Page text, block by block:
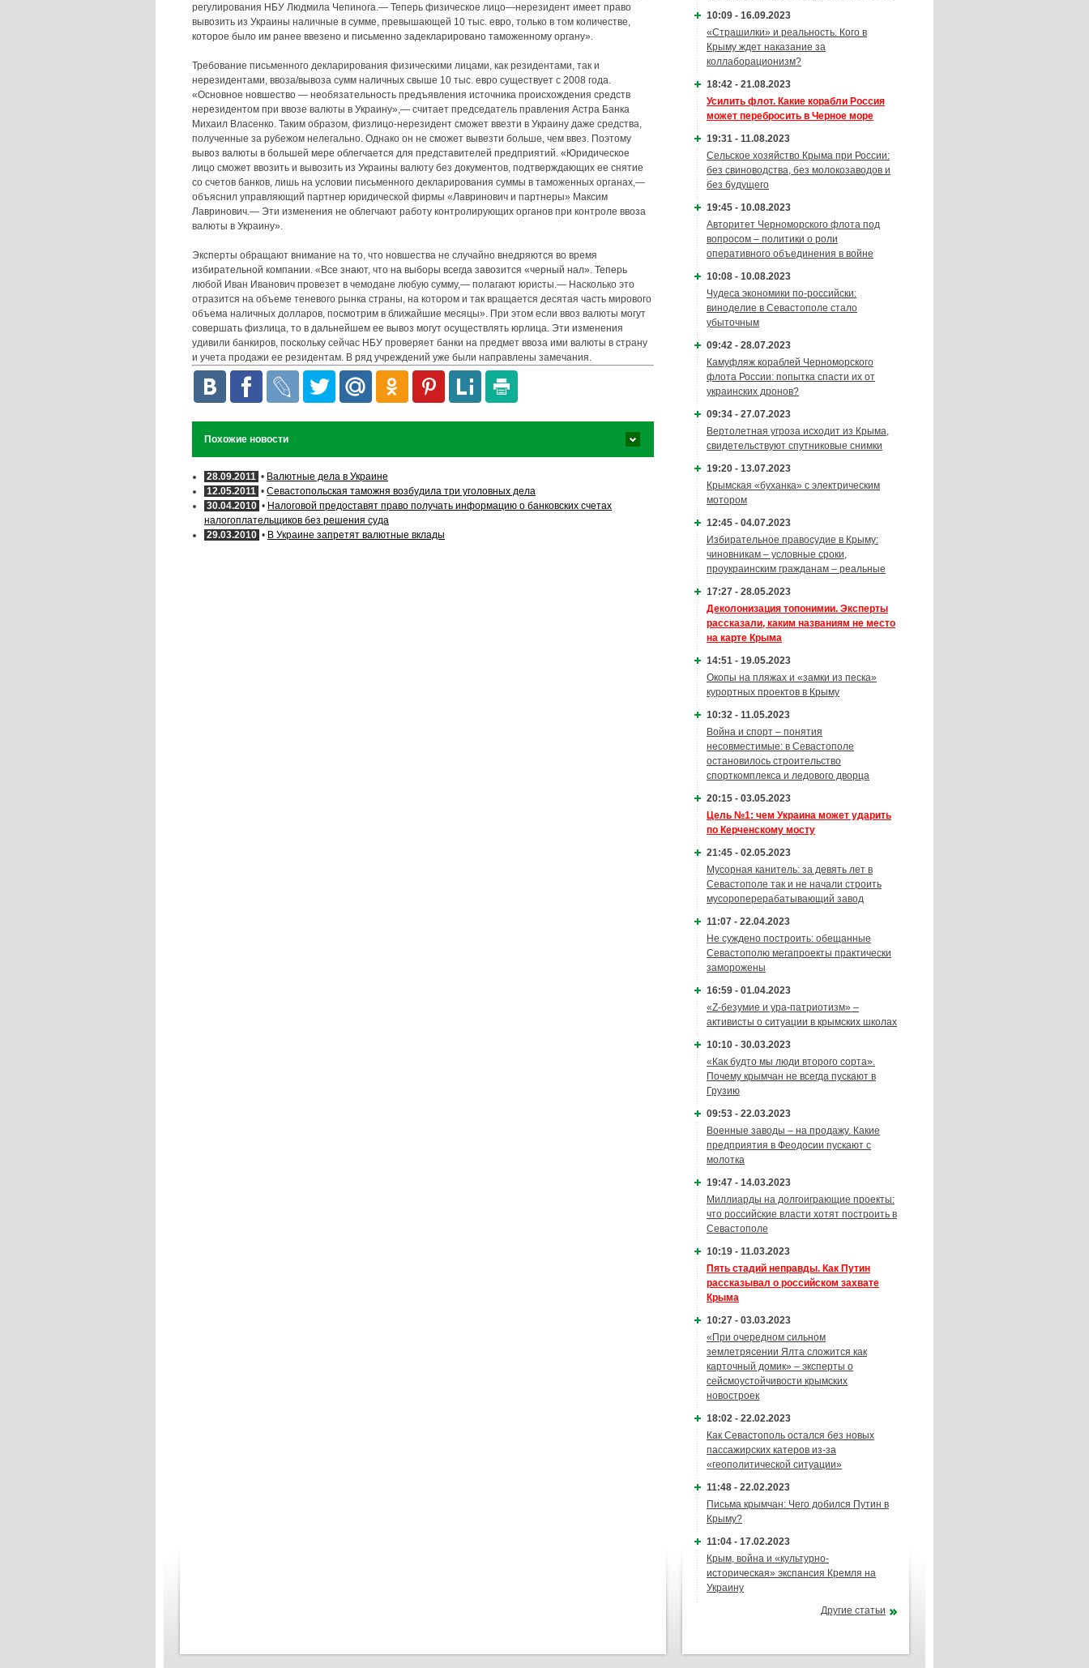
регулирования НБУ Людмила Чепинога.— Теперь физическое лицо—нерезидент имеет право
вывозить из Украины наличные в сумме, превышающей 10 тыс. евро, только в том количестве,
которое было им ранее ввезено и письменно задекларировано таможенному органу».
Требование письменного декларирования физическими лицами, как резидентами, так и
нерезидентами, ввоза/вывоза сумм наличных свыше 10 тыс. евро существует с 2008 года.
«Основное новшество — необязательность предъявления источника происхождения средств
нерезидентом при ввозе валюты в Украину»,— считает председатель правления Астра Банка
Михаил Власенко. Таким образом, физлицо-нерезидент сможет ввезти в Украину даже средства,
полученные за рубежом нелегально. Однако он не сможет вывезти больше, чем ввез. Поэтому
вывоз валюты в большей мере облегчается для представителей предприятий. «Юридическое
лицо сможет ввозить и вывозить из Украины валюту без документов, подтверждающих ее снятие
со счетов банков, лишь на условии письменного декларирования суммы в таможенных органах,—
объяснил управляющий партнер юридической фирмы «Лавринович и партнеры» Максим
Лавринович.— Эти изменения не облегчают работу контролирующих органов при контроле ввоза
валюты в Украину».
Эксперты обращают внимание на то, что новшества не случайно внедряются во время
избирательной компании. «Все знают, что на выборы всегда завозится «черный нал». Теперь
любой Иван Иванович провезет в чемодане любую сумму,— полагают юристы.— Насколько это
отразится на объеме теневого рынка страны, на котором и так вращается десятая часть мирового
объема наличных долларов, посмотрим в ближайшие месяцы». При этом если ввоз валюты могут
совершать физлица, то в дальнейшем ее вывоз могут осуществлять юрлица. Эти изменения
удивили банкиров, поскольку сейчас НБУ проверяет банки на предмет ввоза ими валюты в страну
и учета продажи ее резидентам. В ряд учреждений уже были направлены замечания.
Похожие новости
28.09.2011 • Валютные дела в Украине
12.05.2011 • Севастопольская таможня возбудила три уголовных дела
30.04.2010 • Налоговой предоставят право получать информацию о банковских счетах
налогоплательщиков без решения суда
29.03.2010 • В Украине запретят валютные вклады
10:09 - 16.09.2023
«Страшилки» и реальность. Кого в
Крыму ждет наказание за
коллаборационизм?
18:42 - 21.08.2023
Усилить флот. Какие корабли Россия
может перебросить в Черное море
19:31 - 11.08.2023
Сельское хозяйство Крыма при России:
без свиноводства, без молокозаводов и
без будущего
19:45 - 10.08.2023
Авторитет Черноморского флота под
вопросом – политики о роли
оперативного объединения в войне
10:08 - 10.08.2023
Чудеса экономики по-российски:
виноделие в Севастополе стало
убыточным
09:42 - 28.07.2023
Камуфляж кораблей Черноморского
флота России: попытка спасти их от
украинских дронов?
09:34 - 27.07.2023
Вертолетная угроза исходит из Крыма,
свидетельствуют спутниковые снимки
19:20 - 13.07.2023
Крымская «буханка» с электрическим
мотором
12:45 - 04.07.2023
Избирательное правосудие в Крыму:
чиновникам – условные сроки,
проукраинским гражданам – реальные
17:27 - 28.05.2023
Деколонизация топонимии. Эксперты
рассказали, каким названиям не место
на карте Крыма
14:51 - 19.05.2023
Окопы на пляжах и «замки из песка»
курортных проектов в Крыму
10:32 - 11.05.2023
Война и спорт – понятия
несовместимые: в Севастополе
остановилось строительство
спорткомплекса и ледового дворца
20:15 - 03.05.2023
Цель №1: чем Украина может ударить
по Керченскому мосту
21:45 - 02.05.2023
Мусорная канитель: за девять лет в
Севастополе так и не начали строить
мусороперерабатывающий завод
11:07 - 22.04.2023
Не суждено построить: обещанные
Севастополю мегапроекты практически
заморожены
16:59 - 01.04.2023
«Z-безумие и ура-патриотизм» –
активисты о ситуации в крымских школах
10:10 - 30.03.2023
«Как будто мы люди второго сорта».
Почему крымчан не всегда пускают в
Грузию
09:53 - 22.03.2023
Военные заводы – на продажу. Какие
предприятия в Феодосии пускают с
молотка
19:47 - 14.03.2023
Миллиарды на долгоиграющие проекты:
что российские власти хотят построить в
Севастополе
10:19 - 11.03.2023
Пять стадий неправды. Как Путин
рассказывал о российском захвате
Крыма
10:27 - 03.03.2023
«При очередном сильном
землетрясении Ялта сложится как
карточный домик» – эксперты о
сейсмоустойчивости крымских
новостроек
18:02 - 22.02.2023
Как Севастополь остался без новых
пассажирских катеров из-за
«геополитической ситуации»
11:48 - 22.02.2023
Письма крымчан: Чего добился Путин в
Крыму?
11:04 - 17.02.2023
Крым, война и «культурно-
историческая» экспансия Кремля на
Украину
Другие статьи